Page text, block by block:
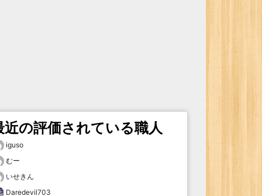
近の評価されている職人
iguso
むー
いせきん
Daredevil703